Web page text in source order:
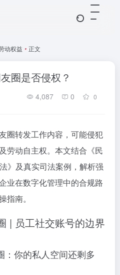
动权益 • 正文
圈是否侵权？
4,087 0 0
圈转发工作内容，可能侵犯
劳动自主权。本文结合《民
法》及真实司法案例，解析强
业在数字化管理中的合规路
指南。
| 员工社交账号的边界
：你的私人空间还剩多